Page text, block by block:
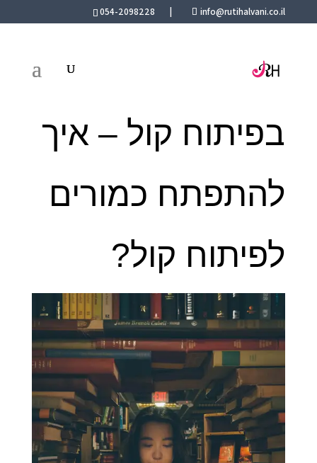
054-2098228 info@rutihalvani.co.il
השתלמויות
בפיתוח קול – איך
להתפתח כמורים
לפיתוח קול?